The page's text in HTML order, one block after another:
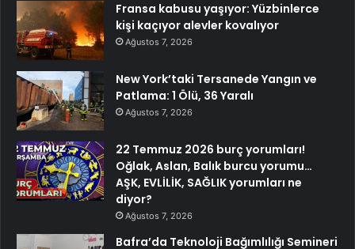
Fransa kabusu yaşıyor: Yüzbinlerce
kişi kaçıyor alevler kovalıyor
Ağustos 7, 2026
New York’taki Tersanede Yangın ve
Patlama: 1 Ölü, 36 Yaralı
Ağustos 7, 2026
22 Temmuz 2026 burç yorumları!
Oğlak, Aslan, Balık burcu yorumu…
AŞK, EVLİLİK, SAĞLIK yorumları ne
diyor?
Ağustos 7, 2026
Bafra’da Teknoloji Bağımlılığı Semineri